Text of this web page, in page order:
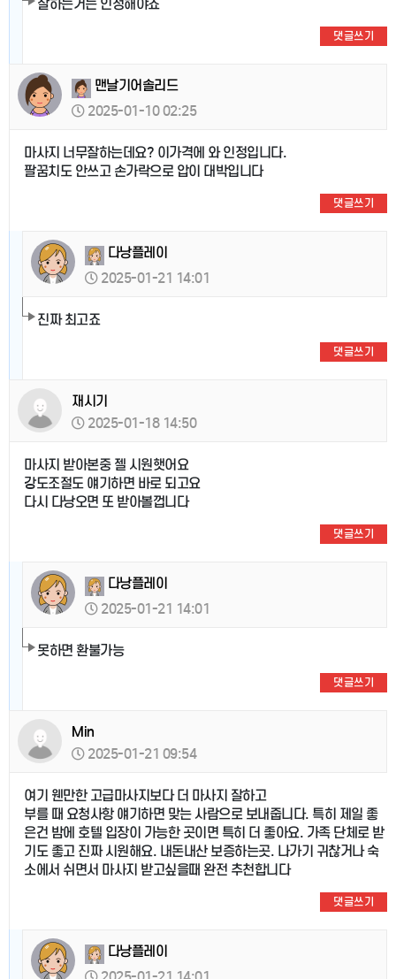
잘하는거는 인정해야죠
댓글쓰기
맨날기어솔리드
2025-01-10 02:25
마사지 너무잘하는데요? 이가격에 와 인정입니다.
팔꿈치도 안쓰고 손가락으로 압이 대박입니다
댓글쓰기
다낭플레이
2025-01-21 14:01
진짜 최고죠
댓글쓰기
재시기
2025-01-18 14:50
마사지 받아본중 젤 시원햇어요
강도조절도 얘기하면 바로 되고요
다시 다낭오면 또 받아볼껍니다
댓글쓰기
다낭플레이
2025-01-21 14:01
못하면 환불가능
댓글쓰기
Min
2025-01-21 09:54
여기 웬만한 고급마사지보다 더 마사지 잘하고
부를 때 요청사항 얘기하면 맞는 사람으로 보내줍니다. 특히 제일 좋
은건 밤에 호텔 입장이 가능한 곳이면 특히 더 좋아요. 가족 단체로 받
기도 좋고 진짜 시원해요. 내돈내산 보증하는곳. 나가기 귀찮거나 숙
소에서 쉬면서 마사지 받고싶을때 완전 추천합니다
댓글쓰기
다낭플레이